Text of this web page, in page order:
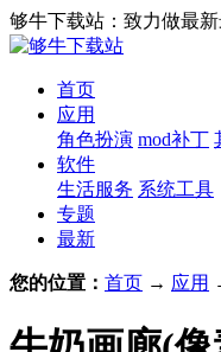
够牛下载站：致力做最新
首页
应用
角色扮演 mod补丁
软件
生活服务 系统工具
专题
最新
您的位置： 首页 → 应用